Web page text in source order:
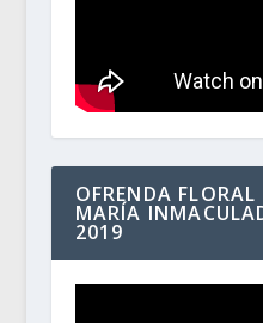
OFRENDA
MARÍA
2019